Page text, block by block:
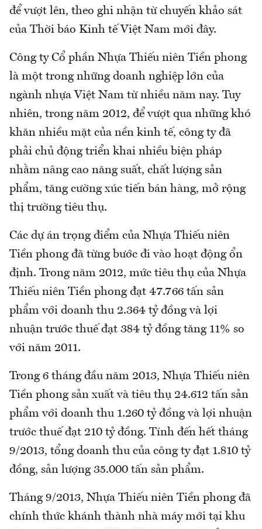
để vượt lên, theo ghi nhận từ chuyến khảo sát
của Thời báo Kinh tế Việt Nam mới đây.
Công ty Cổ phần Nhựa Thiếu niên Tiền phong
là một trong những doanh nghiệp lớn của
ngành nhựa Việt Nam từ nhiều năm nay. Tuy
nhiên, trong năm 2012, để vượt qua những khó
khăn nhiều mặt của nền kinh tế, công ty đã
phải chủ động triển khai nhiều biện pháp
nhằm nâng cao năng suất, chất lượng sản
phẩm, tăng cường xúc tiến bán hàng, mở rộng
thị trường tiêu thụ.
Các dự án trọng điểm của Nhựa Thiếu niên
Tiền phong đã từng bước đi vào hoạt động ổn
định. Trong năm 2012, mức tiêu thụ của Nhựa
Thiếu niên Tiền phong đạt 47.766 tấn sản
phẩm với doanh thu 2.364 tỷ đồng và lợi
nhuận trước thuế đạt 384 tỷ đồng tăng 11% so
với năm 2011.
Trong 6 tháng đầu năm 2013, Nhựa Thiếu niên
Tiền phong sản xuất và tiêu thụ 24.612 tấn sản
phẩm với doanh thu 1.260 tỷ đồng và lợi nhuận
trước thuế đạt 210 tỷ đồng. Tính đến hết tháng
9/2013, tổng doanh thu của công ty đạt 1.810 tỷ
đồng, sản lượng 35.000 tấn sản phẩm.
Tháng 9/2013, Nhựa Thiếu niên Tiền phong đã
chính thức khánh thành nhà máy mới tại khu